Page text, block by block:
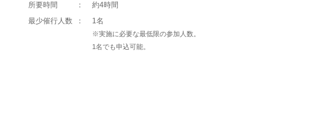
所要時間 ：
約4時間
最少催行人数
： 1名
※実施に必要な最低限の参加人数。
1名でも申込可能。